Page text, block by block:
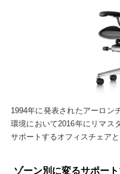
1994年に発表されたアーロン
環境において2016年にリマス
サポートするオフィスチェア
ゾーン別に変るサポート